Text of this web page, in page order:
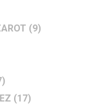
(9)
(17)